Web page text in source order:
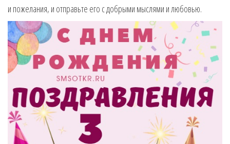
и пожелания, и отправьте его с добрыми мыслями и любовью.